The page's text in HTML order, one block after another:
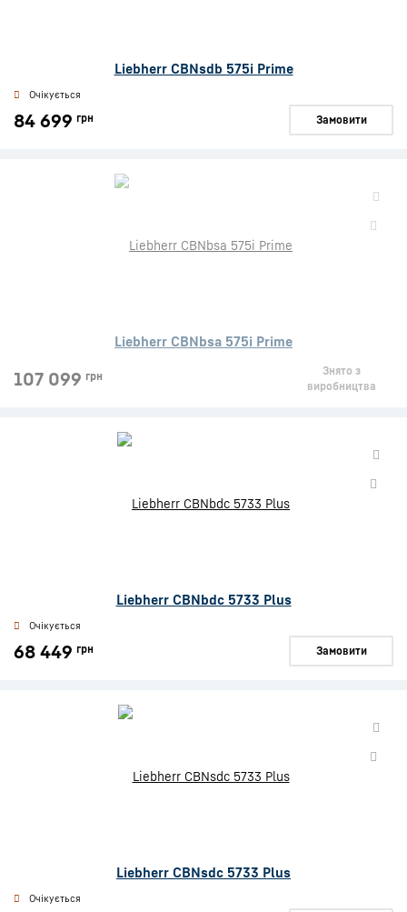
Liebherr CBNsdb 575i Prime
Очікується
84 699 грн Замовити
Liebherr CBNbsa 575i Prime
107 099 грн
Знято з
виробництва
Liebherr CBNbdc 5733 Plus
Очікується
68 449 грн Замовити
Liebherr CBNsdc 5733 Plus
Очікується